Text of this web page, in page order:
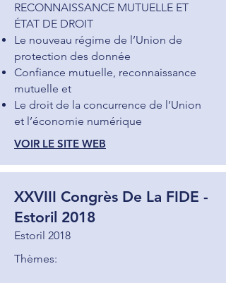
RECONNAISSANCE MUTUELLE ET
ÉTAT DE DROIT
Le nouveau régime de l’Union de
protection des donnée
Confiance mutuelle, reconnaissance
mutuelle et
Le droit de la concurrence de l’Union
et l’économie numérique
VOIR LE SITE WEB
XXVIII Congrès De La FIDE -
Estoril 2018
Estoril 2018
Thèmes: